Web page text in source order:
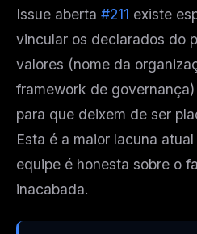
Issue aberta #211 existe
vincular os declarados do
valores (nome da
framework de
para que deixem de ser
Esta é a maior lacuna
equipe é honesta sobre o
inacabada.